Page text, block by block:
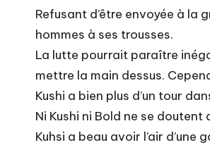
Refusant d’être envoyée à la
hommes à ses trousses.
La lutte pourrait paraître
mettre la main dessus.
Kushi a bien plus d’un tour
Ni Kushi ni Bold ne se
Kuhsi a beau avoir l’air